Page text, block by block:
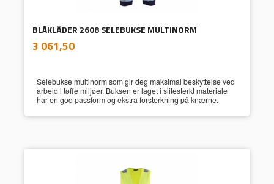
BLÅKLÄDER 2608 SELEBUKSE MULTINORM
Pris
3 061,50mva.
Selebukse multinorm som gir deg maksimal beskyttelse ved
arbeid i tøffe miljøer. Buksen er laget i slitesterkt materiale
har en god passform og ekstra forsterkning på knærne.